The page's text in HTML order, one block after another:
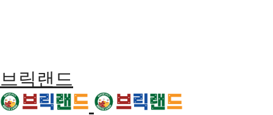
브릭랜드